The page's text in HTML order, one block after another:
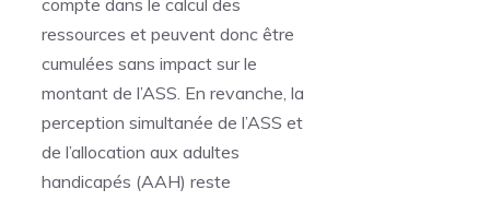
compte dans le calcul des
ressources et peuvent donc être
cumulées sans impact sur le
montant de l’ASS. En revanche, la
perception simultanée de l’ASS et
de l’allocation aux adultes
handicapés (AAH) reste